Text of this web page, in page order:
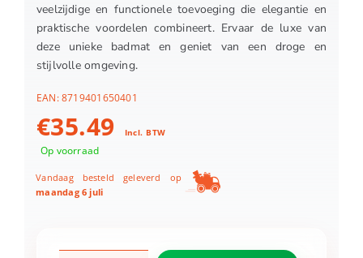
veelzijdige en functionele toevoeging die elegantie en
praktische voordelen combineert. Ervaar de luxe van
deze unieke badmat en geniet van een droge en
stijlvolle omgeving.
EAN:8719401650401
€35.49 Incl. BTW
Op voorraad
Vandaag besteld geleverd op
maandag 6 juli